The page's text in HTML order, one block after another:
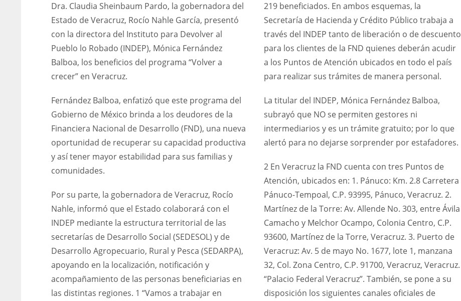
Dra. Claudia Sheinbaum Pardo, la gobernadora del
Estado de Veracruz, Rocío Nahle García, presentó
con la directora del Instituto para Devolver al
Pueblo lo Robado (INDEP), Mónica Fernández
Balboa, los beneficios del programa “Volver a
crecer” en Veracruz.
Fernández Balboa, enfatizó que este programa del
Gobierno de México brinda a los deudores de la
Financiera Nacional de Desarrollo (FND), una nueva
oportunidad de recuperar su capacidad productiva
y así tener mayor estabilidad para sus familias y
comunidades.
Por su parte, la gobernadora de Veracruz, Rocío
Nahle, informó que el Estado colaborará con el
INDEP mediante la estructura territorial de las
secretarías de Desarrollo Social (SEDESOL) y de
Desarrollo Agropecuario, Rural y Pesca (SEDARPA),
apoyando en la localización, notificación y
acompañamiento de las personas beneficiarias en
las distintas regiones. 1 “Vamos a trabajar en
219 beneficiados. En ambos esquemas, la
Secretaría de Hacienda y Crédito Público trabaja a
través del INDEP tanto de liberación o de descuento
para los clientes de la FND quienes deberán acudir
a los Puntos de Atención ubicados en todo el país
para realizar sus trámites de manera personal.
La titular del INDEP, Mónica Fernández Balboa,
subrayó que NO se permiten gestores ni
intermediarios y es un trámite gratuito; por lo que
alertó para no dejarse sorprender por estafadores.
2 En Veracruz la FND cuenta con tres Puntos de
Atención, ubicados en: 1. Pánuco: Km. 2.8 Carretera
Pánuco-Tempoal, C.P. 93995, Pánuco, Veracruz. 2.
Martínez de la Torre: Av. Allende No. 303, entre Ávila
Camacho y Melchor Ocampo, Colonia Centro, C.P.
93600, Martínez de la Torre, Veracruz. 3. Puerto de
Veracruz: Av. 5 de mayo No. 1677, lote 1, manzana
32, Col. Zona Centro, C.P. 91700, Veracruz, Veracruz.
“Palacio Federal Veracruz”. También, se pone a su
disposición los siguientes canales oficiales de